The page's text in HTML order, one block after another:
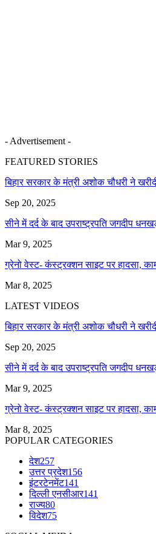
- Advertisement -
FEATURED STORIES
बिहार सरकार के मंत्री अशोक चौधरी ने
Sep 20, 2025
सीने में दर्द के बाद उपराष्ट्रपति जगदीप
Mar 9, 2025
ग्रेनो वेस्ट- कंस्ट्रक्शन साइट पर हादसा,
Mar 8, 2025
LATEST VIDEOS
बिहार सरकार के मंत्री अशोक चौधरी ने
Sep 20, 2025
सीने में दर्द के बाद उपराष्ट्रपति जगदीप
Mar 9, 2025
ग्रेनो वेस्ट- कंस्ट्रक्शन साइट पर हादसा,
Mar 8, 2025
POPULAR CATEGORIES
देश257
उत्तर प्रदेश156
इंटरटेनमेंट141
दिल्ली एनसीआर141
राज्य80
विदेश75